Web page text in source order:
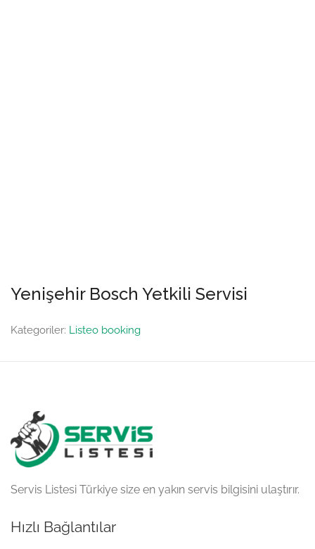
Yenişehir Bosch Yetkili Servisi
Kategoriler: Listeo booking
Servis Listesi Türkiye size en yakın servis bilgisini ulaştırır.
Hızlı Bağlantılar